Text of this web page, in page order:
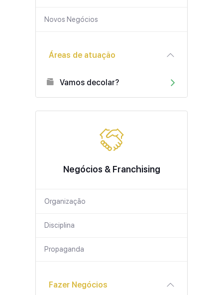
Novos Negócios
Áreas de atuação
Vamos decolar?
Negócios & Franchising
Organização
Disciplina
Propaganda
Fazer Negócios